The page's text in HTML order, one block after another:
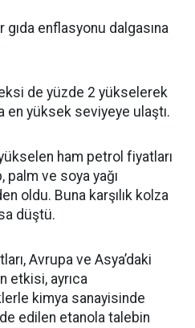
gıda enflasyonu dalgasına
de yüzde 2 yükselerek
en yüksek seviyeye ulaştı.
ham petrol fiyatları
ve soya yağı
oldu. Buna karşılık kolza
düştü.
Avrupa ve Asya’daki
etkisi, ayrıca
kimya sanayisinde
edilen etanola talebin